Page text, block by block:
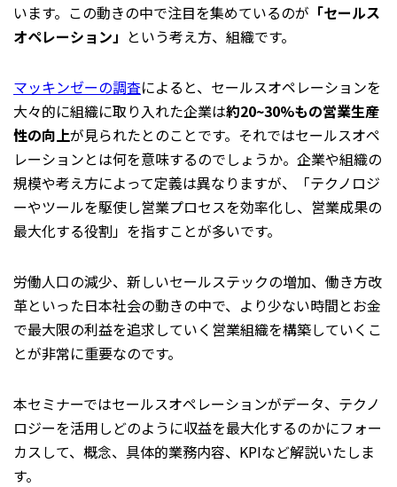
います。この動きの中で注目を集めているのが 「セールス
オペレーション」 という考え方、組織です。
マッキンゼーの調査によると、セールスオペレーションを
大々的に組織に取り入れた企業は約20~30%もの営業生産
性の向上が見られたとのことです。それではセールスオペ
レーションとは何を意味するのでしょうか。企業や組織の
規模や考え方によって定義は異なりますが、「テクノロジ
ーやツールを駆使し営業プロセスを効率化し、営業成果の
最大化する役割」を指すことが多いです。
労働人口の減少、新しいセールステックの増加、働き方改
革といった日本社会の動きの中で、より少ない時間とお金
で最大限の利益を追求していく営業組織を構築していくこ
とが非常に重要なのです。
本セミナーではセールスオペレーションがデータ、テクノ
ロジーを活用しどのように収益を最大化するのかにフォー
カスして、概念、具体的業務内容、KPIなど解説いたしま
す。